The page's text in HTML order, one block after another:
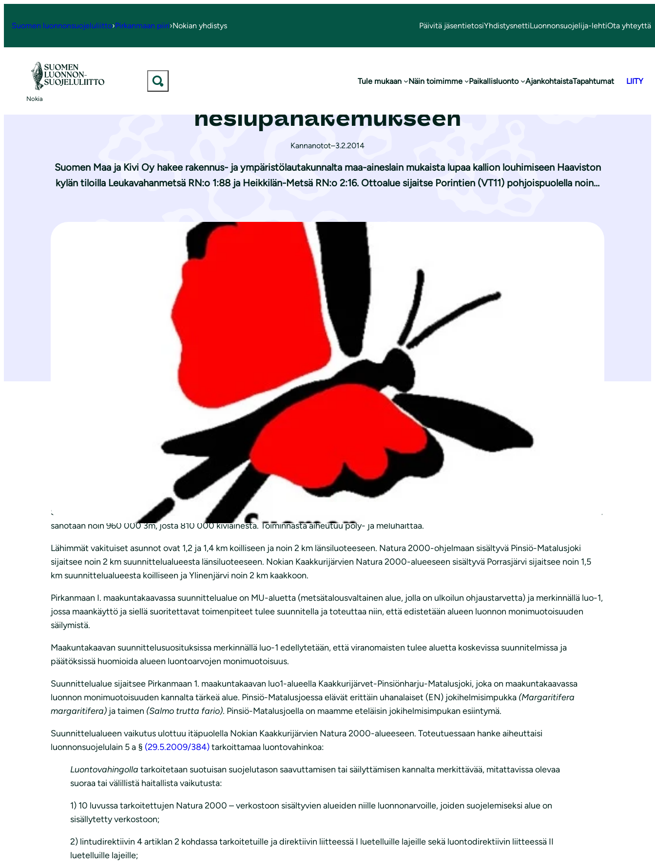
Suomen luonnonsuojeluliitto›Pirkanmaan piiri›Nokian yhdistys Päivitä jäsentietosiYhdistysnettiLuonnonsuojelija-lehtiOta yhteyttä
Nokia
Tule mukaan Näin toimimme Paikallisluonto AjankohtaistaTapahtumat LIITY
ETUSIVU Nokian yhdistys Ajankohtaista Muistutus Suomen Maa ja Kivi Oy:n maa-ai­nes­lu­pa­ha­ke­muk­seen
Muistutus Suomen Maa ja Kivi Oy:n maa-ai­
nes­lu­pa­ha­ke­muk­seen
Kannanotot–3.2.2014
Suomen Maa ja Kivi Oy hakee rakennus- ja ympäristölautakunnalta maa-aineslain mukaista lupaa kallion louhimiseen Haaviston
kylän tiloilla Leukavahanmetsä RN:o 1:88 ja Heikkilän-Metsä RN:o 2:16. Ottoalue sijaitse Porintien (VT11) pohjoispuolella noin…
Suomen Maa ja Kivi Oy hakee rakennus- ja ympäristölautakunnalta maa-aineslain mukaista lupaa kallion louhimiseen Haaviston kylän tiloilla
Leukavahanmetsä RN:o 1:88 ja Heikkilän-Metsä RN:o 2:16. Ottoalue sijaitse Porintien (VT11) pohjoispuolella noin 5 km Nokian keskustasta
luoteeseen. Kyseessä on olemassa olevan toiminnan jatkaminen ja laajentaminen.
Hakemuksen mukaan kallion louhintaa ja porausta tehdään 1.7.–28.2. arkipäivisin klo 6.00–22.00, räjäytyksiä ja rikotusta samoina päivinä klo
8.00–18.00. Murskausta ja murskaustuotteiden poiskuljetusta suoritetaan ympäri vuoden arkisin klo 6.00–22.00. Alue sijaitse Porintien (VT11)
Suunnittelualueen pinta-alaksi sanotaan 28,17 hehtaaria ja varsinaisen ottoalueen pinta-ala on 21,96 ha. Käsiteltävien ainesten kokonaismääräksi
sanotaan noin 960 000 3m, josta 810 000 kiviainesta. Toiminnasta aiheutuu pöly- ja meluhaittaa.
Lähimmät vakituiset asunnot ovat 1,2 ja 1,4 km koilliseen ja noin 2 km länsiluoteeseen. Natura 2000-ohjelmaan sisältyvä Pinsiö-Matalusjoki
sijaitsee noin 2 km suunnittelualueesta länsiluoteeseen. Nokian Kaakkurijärvien Natura 2000-alueeseen sisältyvä Porrasjärvi sijaitsee noin 1,5
km suunnittelualueesta koilliseen ja Ylinenjärvi noin 2 km kaakkoon.
Pirkanmaan I. maakuntakaavassa suunnittelualue on MU-aluetta (metsätalousvaltainen alue, jolla on ulkoilun ohjaustarvetta) ja merkinnällä luo-1,
jossa maankäyttö ja siellä suoritettavat toimenpiteet tulee suunnitella ja toteuttaa niin, että edistetään alueen luonnon monimuotoisuuden
säilymistä.
Maakuntakaavan suunnittelusuosituksissa merkinnällä luo-1 edellytetään, että viranomaisten tulee aluetta koskevissa suunnitelmissa ja
päätöksissä huomioida alueen luontoarvojen monimuotoisuus.
Suunnittelualue sijaitsee Pirkanmaan 1. maakuntakaavan luo1-alueella Kaakkurijärvet-Pinsiönharju-Matalusjoki, joka on maakuntakaavassa
luonnon monimuotoisuuden kannalta tärkeä alue. Pinsiö-Matalusjoessa elävät erittäin uhanalaiset (EN) jokihelmisimpukka (Margaritifera
margaritifera) ja taimen (Salmo trutta fario). Pinsiö-Matalusjoella on maamme eteläisin jokihelmisimpukan esiintymä.
Suunnittelualueen vaikutus ulottuu itäpuolella Nokian Kaakkurijärvien Natura 2000-alueeseen. Toteutuessaan hanke aiheuttaisi
luonnonsuojelulain 5 a § (29.5.2009/384)tarkoittamaa luontovahinkoa:
Luontovahingolla tarkoitetaan suotuisan suojelutason saavuttamisen tai säilyttämisen kannalta merkittävää, mitattavissa olevaa
suoraa tai välillistä haitallista vaikutusta:
1) 10 luvussa tarkoitettujen Natura 2000 – verkostoon sisältyvien alueiden niille luonnonarvoille, joiden suojelemiseksi alue on
sisällytetty verkostoon;
2) lintudirektiivin 4 artiklan 2 kohdassa tarkoitetuille ja direktiivin liitteessä I luetelluille lajeille sekä luontodirektiivin liitteessä II
luetelluille lajeille;